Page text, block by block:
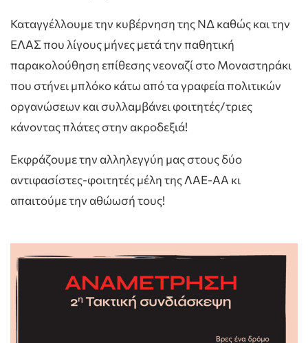
Καταγγέλλουμε την κυβέρνηση της ΝΔ καθώς και την
ΕΛΑΣ που λίγους μήνες μετά την παθητική
παρακολούθηση επίθεσης νεοναζί στο Μοναστηράκι
που στήνει μπλόκο κάτω από τα γραφεία πολιτικών
οργανώσεων και συλλαμβάνει φοιτητές/τριες
κάνοντας πλάτες στην ακροδεξιά!
Εκφράζουμε την αλληλεγγύη μας στους δύο
αντιφασίστες-φοιτητές μέλη της ΛΑΕ-ΑΑ κι
απαιτούμε την αθώωσή τους!